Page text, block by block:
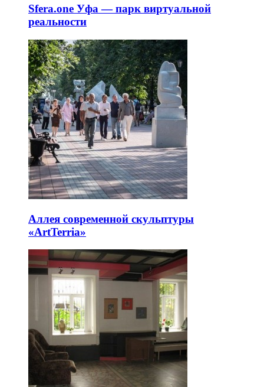
Sfera.one Уфа — парк виртуальной
реальности
Аллея современной скульптуры
«ArtTerria»